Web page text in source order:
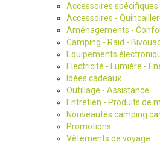
Accessoires
Accessoires -
Aménagements -
Camping - Raid -
Equipements
Electricité - Lumière -
Idées cadeaux
Outillage - Assistance
Entretien - Produits de
Nouveautés camping
Promotions
Vêtements de voyage